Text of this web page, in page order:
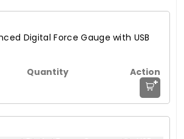
Digital Force Gauge with USB
+